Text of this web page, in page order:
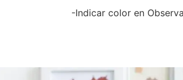
-Indicar color en